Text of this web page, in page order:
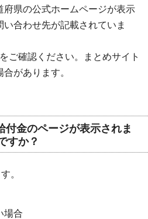
県の公式ホームページが表示
合わせ先が記載されていま
ご確認ください。まとめサイト
があります。
付金のページが表示されま
すか？
。
場合